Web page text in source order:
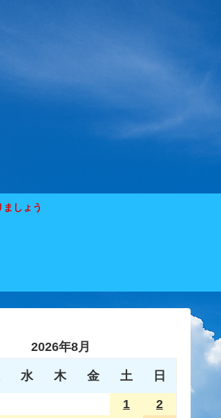
しょう
2026年8月
水 木 金 土 日
1
2